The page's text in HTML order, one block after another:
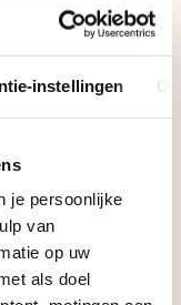
instellingen
je persoonlijke
van
op uw
als doel
Bezoek website